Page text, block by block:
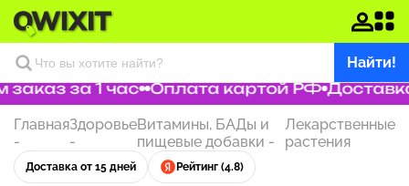
Найти!
за 1 час Оплата картой РФ
Главная
-
Здоровье
-
Витамины, БАДы и
пищевые добавки -
Лекарственные
растения
Доставка от 15 дней Рейтинг (4.8)